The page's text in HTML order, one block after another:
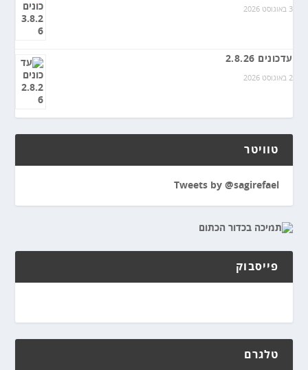
3 באוגוסט 2026
עדכונים 2.8.26
2 באוגוסט 2026
טוויטר
Tweets by @sagirefael
פייסבוק
טלגרם